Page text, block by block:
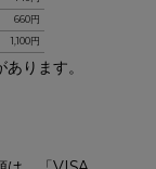
660円
1,100円
ります。